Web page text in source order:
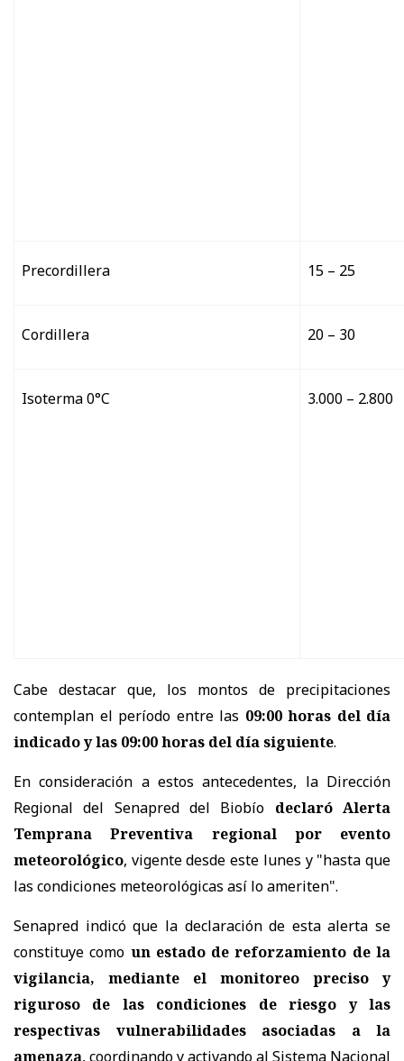
Precordillera 15 – 25
Cordillera 20 – 30
Isoterma 0°C 3.000 – 2.800
Cabe destacar que, los montos de precipitaciones
contemplan el período entre las 09:00 horas del día
indicado y las 09:00 horas del día siguiente.
​En consideración a estos antecedentes, la Dirección
Regional del Senapred del Biobío declaró Alerta
Temprana Preventiva regional por evento
meteorológico, vigente desde este lunes y "hasta que
las condiciones meteorológicas así lo ameriten".
Senapred indicó que la declaración de esta alerta se
constituye como un estado de reforzamiento de la
vigilancia, mediante el monitoreo preciso y
riguroso de las condiciones de riesgo y las
respectivas vulnerabilidades asociadas a la
amenaza, coordinando y activando al Sistema Nacional